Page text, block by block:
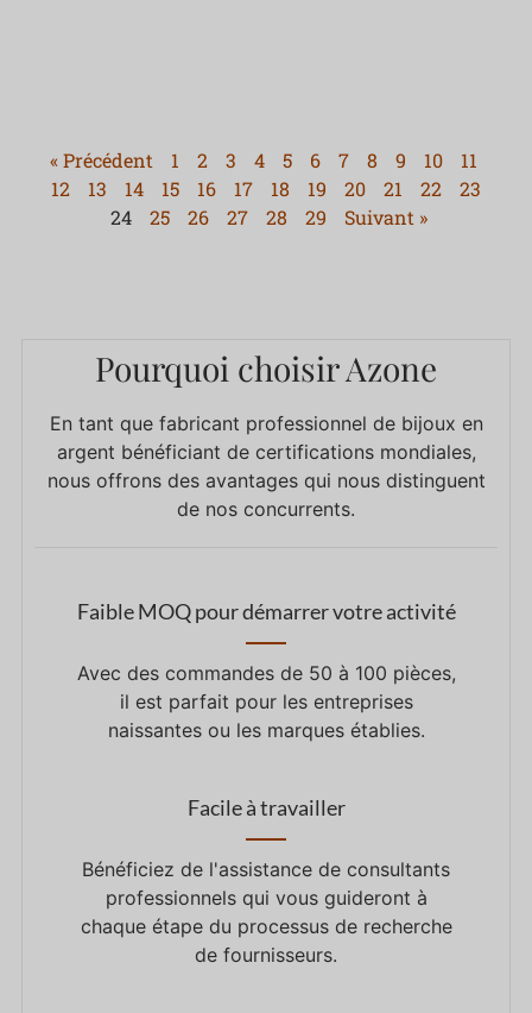
« Précédent 1 2 3 4 5 6 7 8 9 10
11
12
13 14 15 16 17 18 19 20 21 22
23
24
25 26 27 28 29 Suivant »
Pourquoi choisir Azone
En tant que fabricant professionnel de bijoux en
argent bénéficiant de certifications mondiales,
nous offrons des avantages qui nous distinguent
de nos concurrents.
Faible MOQ pour démarrer votre activité
Avec des commandes de 50 à 100 pièces,
il est parfait pour les entreprises
naissantes ou les marques établies.
Facile à travailler
Bénéficiez de l'assistance de consultants
professionnels qui vous guideront à
chaque étape du processus de recherche
de fournisseurs.